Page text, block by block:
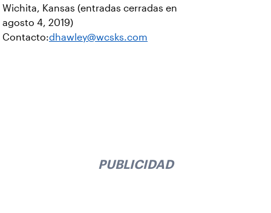
Wichita, Kansas (entradas cerradas en
agosto 4, 2019)
Contacto:dhawley@wcsks.com
PUBLICIDAD